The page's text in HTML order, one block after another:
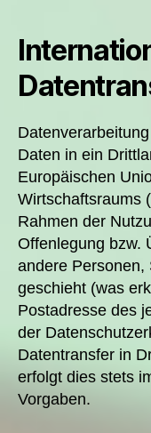
Daten in ein
Europäischen
Wirtschaftsraums
Rahmen der
Offenlegung bzw.
andere Personen,
geschieht (was
Postadresse des
der
Datentransfer in
erfolgt dies stets
Vorgaben.